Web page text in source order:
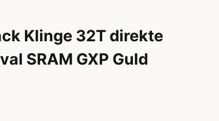
Klinge 32T direkte
SRAM GXP Guld